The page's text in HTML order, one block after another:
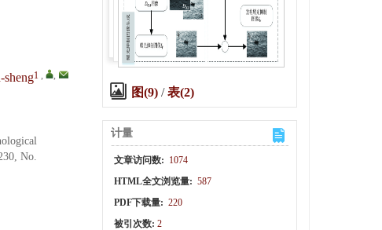
sheng1 , ,
No.
图(9)/表(2)
计量
文章访问数: 1074
HTML全文浏览量: 587
PDF下载量: 220
被引次数: 2